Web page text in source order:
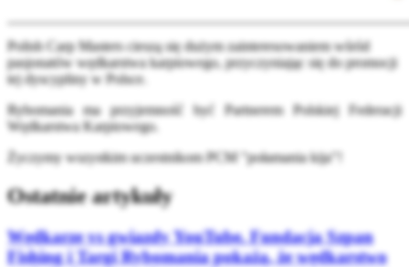
Polish Carp Masters cieszą się dużym zainteresowaniem wśród
pasjonatów wędkarstwa karpiowego, przyczyniając się do promocji
tej dyscypliny w Polsce.
Rybomania ma przyjemność być Partnerem Polskiej Federacji
Wędkarstwa Karpiowego.
Życzymy wszystkim uczestnikom PCM "połamania kija"!
Ostatnie artykuły
Wędkarze vs gwiazdy YouTube. Fundacja Szpan
Fishing i Targi Rybomania pokażą, że wędkarstwo